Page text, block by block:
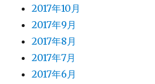
2017年10月
2017年9月
2017年8月
2017年7月
2017年6月